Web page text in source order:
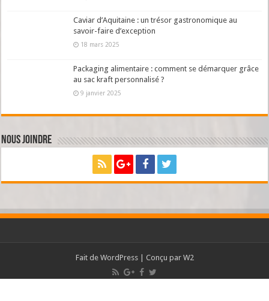
Caviar d’Aquitaine : un trésor gastronomique au
savoir-faire d’exception
18 mars 2025
Packaging alimentaire : comment se démarquer grâce
au sac kraft personnalisé ?
9 janvier 2025
Nous joindre
Fait de WordPress| Conçu par W2